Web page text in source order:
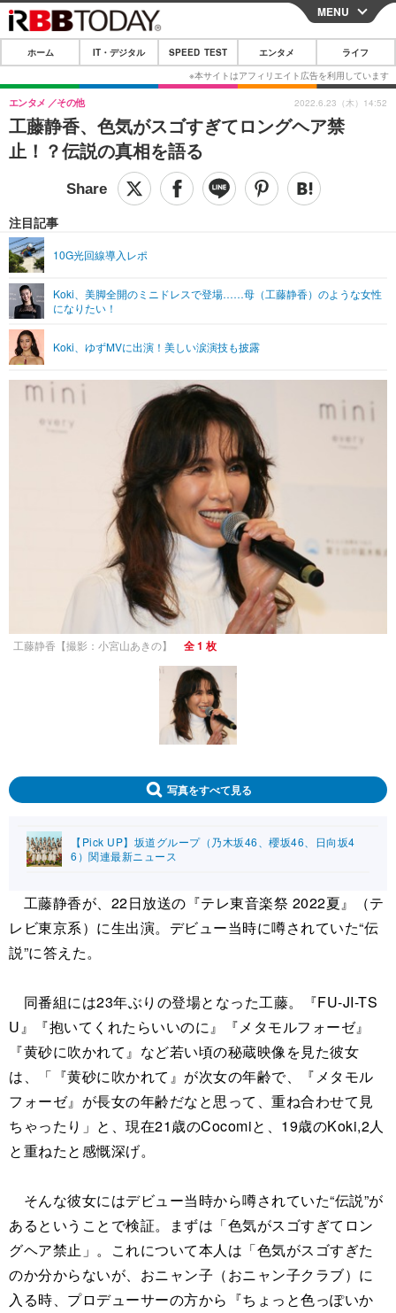
CLOSE
ホーム
IT・デジタル
IT・デジタルTOP スマートフォン
ショッピング その他
SPEED TEST
エンタメTOP 映画・ドラマ
グラビア
ショッピング
ライフTOP
その他
リリース一覧
プッシュ通知の停止方法
MENU
ホーム IT・デジタル SPEED TEST エンタメ ライフ
工藤静香、色気がスゴすぎてロングヘア禁
止！？伝説の真相を語る
エンタメ その他
注目記事
10G光回線導入レポ
Koki、美脚全開のミニドレスで登場……母（工藤静香）のような女性
になりたい！
Koki、ゆずMVに出演！美しい涙演技も披露
2022.6.23（木）14:52
工藤静香【撮影：小宮山あきの】 全 1 枚
写真をすべて見る
【Pick UP】坂道グループ（乃木坂46、櫻坂46、日向坂4
6）関連最新ニュース
工藤静香が、22日放送の『テレ東音楽祭 2022夏』（テ
レビ東京系）に生出演。デビュー当時に噂されていた“伝
説”に答えた。
同番組には23年ぶりの登場となった工藤。『FU-JI-TS
U』『抱いてくれたらいいのに』『メタモルフォーゼ』
『黄砂に吹かれて』など若い頃の秘蔵映像を見た彼女
は、「『黄砂に吹かれて』が次女の年齢で、『メタモル
フォーゼ』が長女の年齢だなと思って、重ね合わせて見
ちゃったり」と、現在21歳のCocomiと、19歳のKoki,2人
と重ねたと感慨深げ。
そんな彼女にはデビュー当時から噂されていた“伝説”が
あるということで検証。まずは「色気がスゴすぎてロン
グヘア禁止」。これについて本人は「色気がスゴすぎた
のか分からないが、おニャン子（おニャン子クラブ）に
入る時、プロデューサーの方から『ちょっと色っぽいか